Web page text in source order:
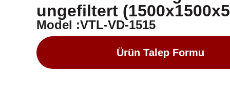
ungefiltert
Model :VTL-VD-1515
Ürün Talep Formu